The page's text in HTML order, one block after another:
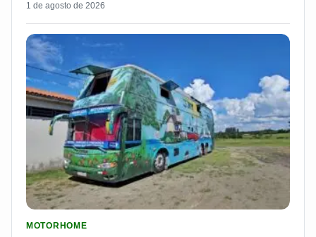
1 de agosto de 2026
MOTORHOME